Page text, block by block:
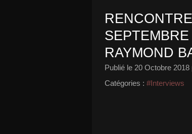
RAYMOND
Publié le 20 Octobre 2018
Catégories : #Interviews